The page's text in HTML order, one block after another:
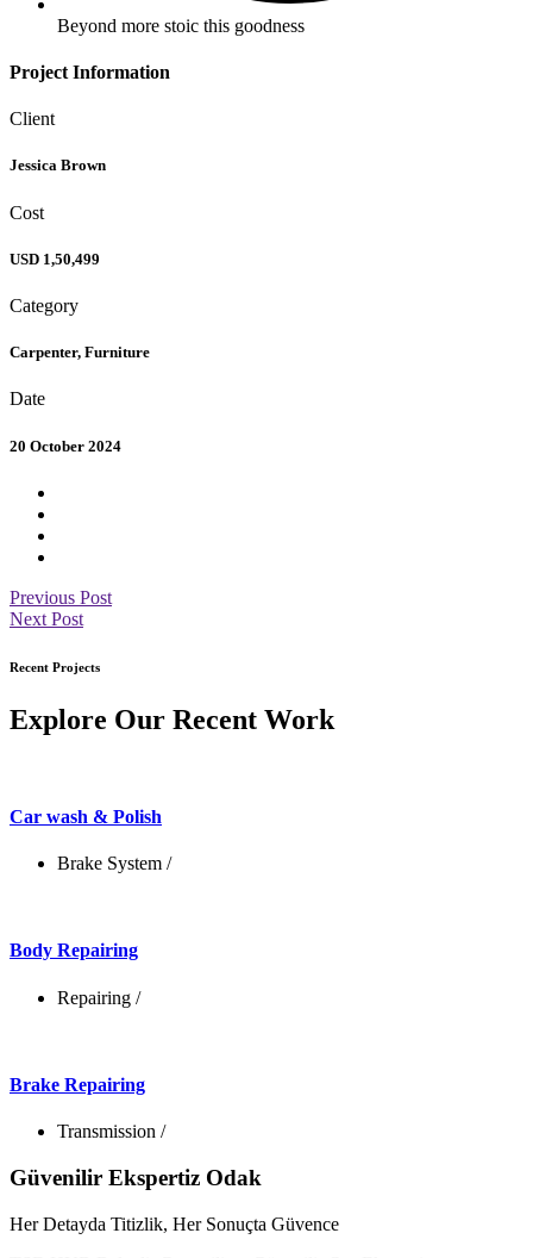
Beyond more stoic this goodness
Project Information
Client
Jessica Brown
Cost
USD 1,50,499
Category
Carpenter, Furniture
Date
20 October 2024
Previous Post
Next Post
Recent Projects
Explore Our Recent Work
Car wash & Polish
Brake System /
Body Repairing
Repairing /
Brake Repairing
Transmission /
Güvenilir Ekspertiz Odak
Her Detayda Titizlik, Her Sonuçta Güvence